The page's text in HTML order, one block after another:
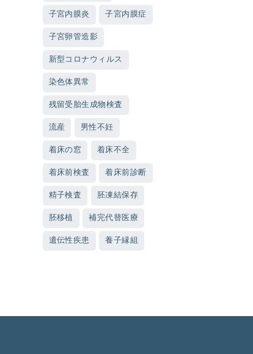
子宮内膜炎 子宮内膜症
子宮卵管造影
新型コロナウィルス
染色体異常
残留受胎生成物検査
流産 男性不妊
着床の窓 着床不全
着床前検査 着床前診断
精子検査 胚凍結保存
胚移植 補完代替医療
遺伝性疾患 養子縁組